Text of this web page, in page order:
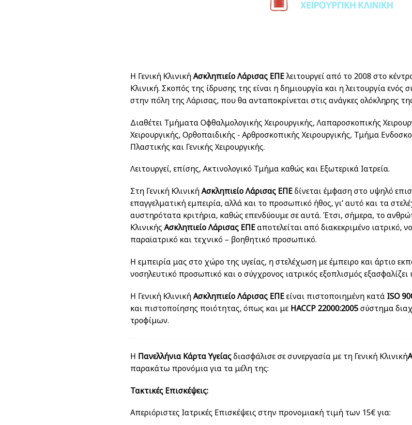
Η Γενική ΚλινικήΑσκληπιείο Λάρισας ΕΠΕλειτουργεί από το 2008 στο
Κλινική. Σκοπός της ίδρυσης της είναι η δημιουργία και η λειτουργία ενός
στην πόλη της Λάρισας, που θα ανταποκρίνεται στις ανάγκες ολόκληρης
Διαθέτει Τμήματα Οφθαλμολογικής Χειρουργικής, Λαπαροσκοπικής
Χειρουργικής, Ορθοπαιδικής - Aρθροσκοπικής Χειρουργικής, Τμήμα
Πλαστικής και Γενικής Χειρουργικής.
Λειτουργεί, επίσης, Ακτινολογικό Τμήμα καθώς και Εξωτερικά Ιατρεία.
Στη Γενική ΚλινικήΑσκληπιείο Λάρισας ΕΠΕδίνεται έμφαση στο υψηλό
επαγγελματική εμπειρία, αλλά και το προσωπικό ήθος, γι’ αυτό και τα
αυστηρότατα κριτήρια, καθώς επενδύουμε σε αυτά. Έτσι, σήμερα, το
ΚλινικήςΑσκληπιείο Λάρισας ΕΠΕαποτελείται από διακεκριμένο ιατρικό,
παραϊατρικό και τεχνικό – βοηθητικό προσωπικό.
Η εμπειρία μας στο χώρο της υγείας, η στελέχωση με έμπειρο και άρτιο
νοσηλευτικό προσωπικό και ο σύγχρονος ιατρικός εξοπλισμός
Η Γενική ΚλινικήΑσκληπιείο Λάρισας ΕΠΕείναι πιστοποιημένη κατά ISO
και πιστοποίησης ποιότητας, όπως και με HACCP 22000:2005σύστημα
τροφίμων.
Η Πανελλήνια Κάρτα Υγείαςδιασφάλισε σε συνεργασία με τη Γενική Κλινική
παρακάτω προνόμια για τα μέλη της:
Τακτικές Επισκέψεις:
Απεριόριστες Ιατρικές Επισκέψεις στην προνομιακή τιμή των 15€ για: